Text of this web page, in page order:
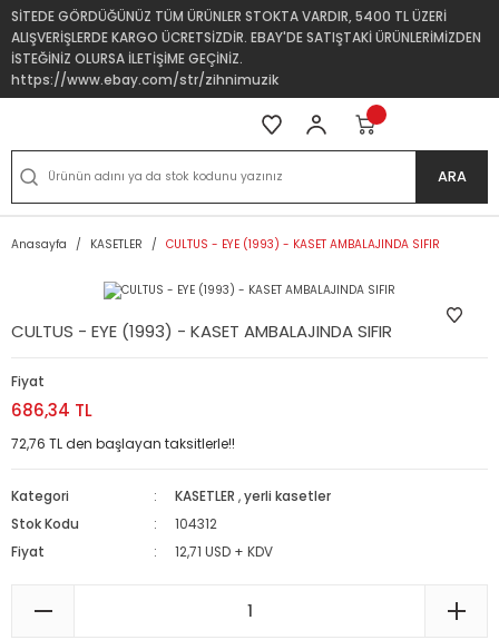
SİTEDE GÖRDÜĞÜNÜZ TÜM ÜRÜNLER STOKTA VARDIR, 5400 TL ÜZERİ
ALIŞVERİŞLERDE KARGO ÜCRETSİZDİR. EBAY'DE SATIŞTAKİ ÜRÜNLERİMİZDEN
İSTEĞİNİZ OLURSA İLETİŞİME GEÇİNİZ.
https://www.ebay.com/str/zihnimuzik
ARA
Anasayfa KASETLER CULTUS - EYE (1993) - KASET AMBALAJINDA SIFIR
CULTUS - EYE (1993) - KASET AMBALAJINDA SIFIR
Fiyat
686,34 TL
72,76 TL den başlayan taksitlerle!!
Kategori KASETLER ,yerli kasetler
Stok Kodu
104312
Fiyat
12,71 USD + KDV